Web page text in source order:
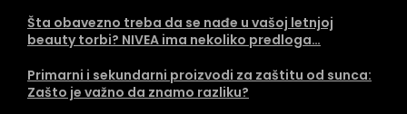
Šta obavezno treba da se nađe u vašoj letnjoj
beauty torbi? NIVEA ima nekoliko predloga…
Primarni i sekundarni proizvodi za zaštitu od sunca:
Zašto je važno da znamo razliku?